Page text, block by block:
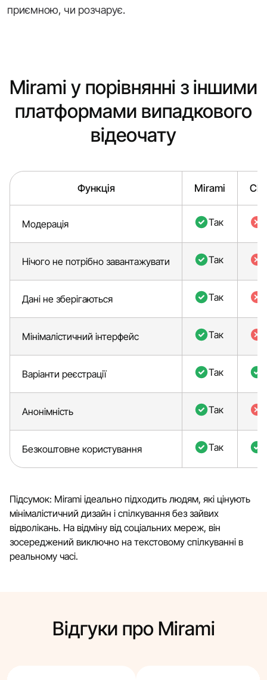
приємною, чи розчарує.
Mirami у порівнянні з іншими
платформами випадкового
відеочату
Функція Mirami
Модерація Так
Нічого не потрібно завантажувати Так
Дані не зберігаються Так
Мінімалістичний інтерфейс Так
Варіанти реєстрації Так
Анонімність Так
Безкоштовне користування Так
Підсумок: Mirami ідеально підходить людям, які цінують
мінімалістичний дизайн і спілкування без зайвих
відволікань. На відміну від соціальних мереж, він
зосереджений виключно на текстовому спілкуванні в
реальному часі.
Відгуки про Mirami